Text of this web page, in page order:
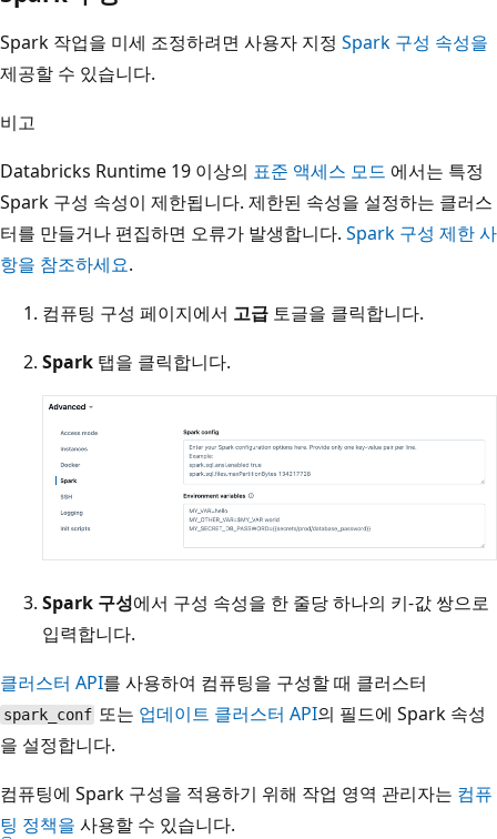
Spark 작업을 미세 조정하려면 사용자 지정 Spark 구성 속성을
제공할 수 있습니다.
비고
Databricks Runtime 19 이상의 표준 액세스 모드 에서는 특정
Spark 구성 속성이 제한됩니다. 제한된 속성을 설정하는 클러스
터를 만들거나 편집하면 오류가 발생합니다. Spark 구성 제한 사
항을 참조하세요.
컴퓨팅 구성 페이지에서 고급 토글을 클릭합니다.
Spark 탭을 클릭합니다.
Spark 구성에서 구성 속성을 한 줄당 하나의 키-값 쌍으로
입력합니다.
클러스터 API를 사용하여 컴퓨팅을 구성할 때 클러스터
spark_conf 또는 업데이트 클러스터 API의 필드에 Spark 속성
을 설정합니다.
컴퓨팅에 Spark 구성을 적용하기 위해 작업 영역 관리자는 컴퓨
팅 정책을 사용할 수 있습니다.